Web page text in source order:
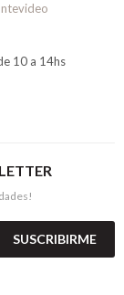
10 a 14hs
SUSCRIBIRME